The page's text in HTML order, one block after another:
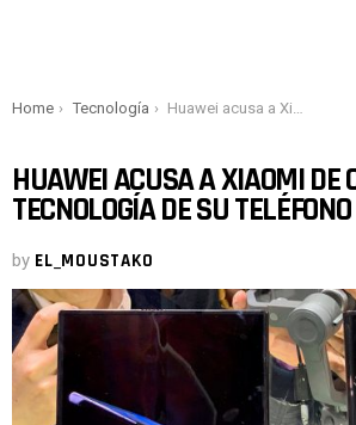
You are here:
Home Tecnología Huawei acusa a Xiaomi de copiar la tecnología de su teléfono plegable
HUAWEI ACUSA A XIAOMI DE
TECNOLOGÍA DE SU
by EL_MOUSTAKO